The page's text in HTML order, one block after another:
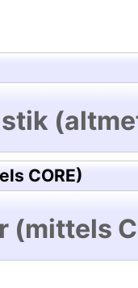
CORE)
(mittels